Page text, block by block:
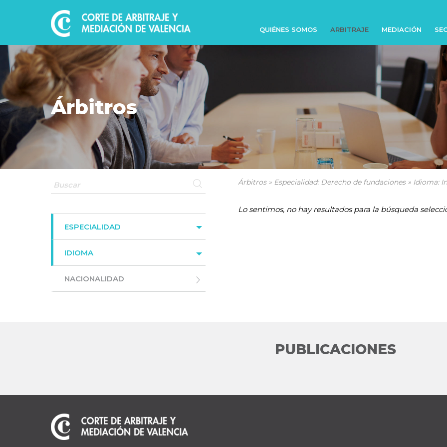
QUIÉNES SOMOS ARBITRAJE MEDIACIÓN
Árbitros
ESPECIALIDAD
IDIOMA
NACIONALIDAD
Árbitros » Especialidad: Derecho de fundaciones » Idioma:
Lo sentimos, no hay resultados para la búsqueda
PUBLICACIONES